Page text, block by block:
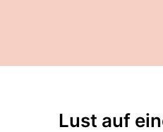
Lust auf